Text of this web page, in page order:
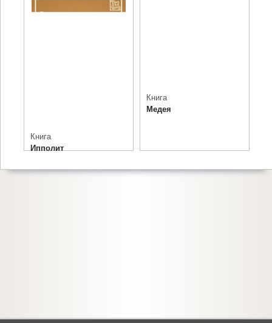
Книга
Ипполит
Книга
Медея